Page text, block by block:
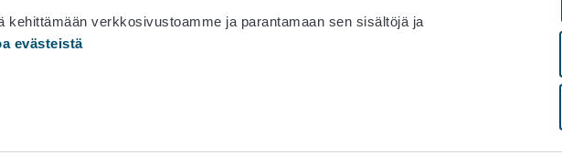
kehittämään verkkosivustoamme ja parantamaan sen sisältöjä ja
evästeistä